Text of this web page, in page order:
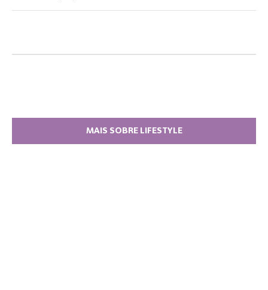
MAIS SOBRE LIFESTYLE